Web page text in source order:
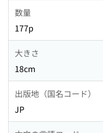
数量
177p
大きさ
18cm
出版地（国名コード）
JP